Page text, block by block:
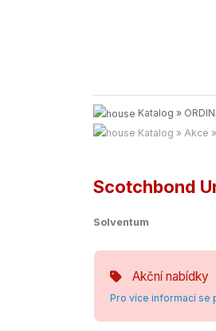
Katalog »
Katalog » Akce »
Scotchbond
Solventum
Akční nabídky
Pro více informací se